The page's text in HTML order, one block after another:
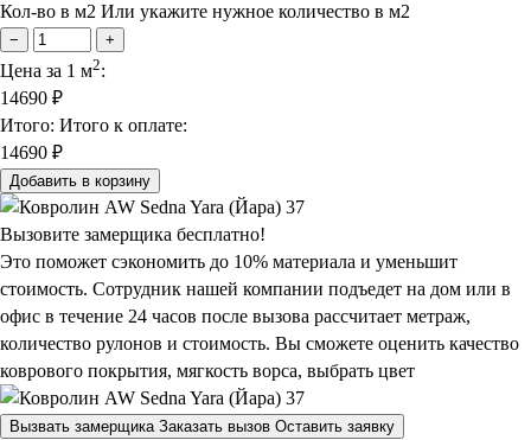
Кол-во в м2 Или укажите нужное количество в м2
− +
Цена за 1 м2:
14690 ₽
Итого: Итого к оплате:
14690 ₽
Добавить в корзину
Вызовите замерщика бесплатно!
Это поможет сэкономить до 10% материала и уменьшит
стоимость. Сотрудник нашей компании подъедет на дом или в
офис в течение 24 часов после вызова рассчитает метраж,
количество рулонов и стоимость. Вы сможете оценить качество
коврового покрытия, мягкость ворса, выбрать цвет
Вызвать замерщика Заказать вызов Оставить заявку